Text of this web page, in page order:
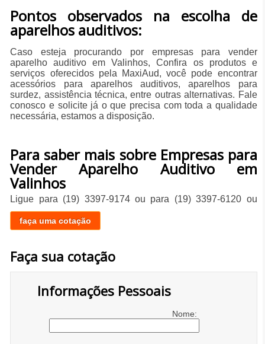
Pontos observados na escolha de
aparelhos auditivos:
Caso esteja procurando por empresas para vender
aparelho auditivo em Valinhos, Confira os produtos e
serviços oferecidos pela MaxiAud, você pode encontrar
acessórios para aparelhos auditivos, aparelhos para
surdez, assistência técnica, entre outras alternativas. Fale
conosco e solicite já o que precisa com toda a qualidade
necessária, estamos a disposição.
Para saber mais sobre Empresas para
Vender Aparelho Auditivo em
Valinhos
Ligue para (19) 3397-9174ou para (19) 3397-6120 ou
faça uma cotação
Faça sua cotação
Informações Pessoais
Nome: